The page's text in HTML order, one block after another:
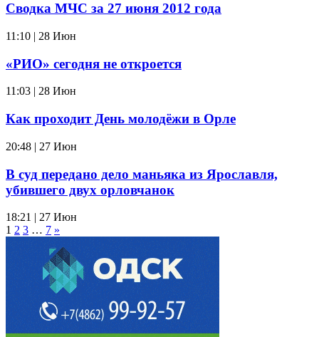
Сводка МЧС за 27 июня 2012 года
11:10 | 28 Июн
«РИО» сегодня не откроется
11:03 | 28 Июн
Как проходит День молодёжи в Орле
20:48 | 27 Июн
В суд передано дело маньяка из Ярославля,
убившего двух орловчанок
18:21 | 27 Июн
1 2 3 … 7 »